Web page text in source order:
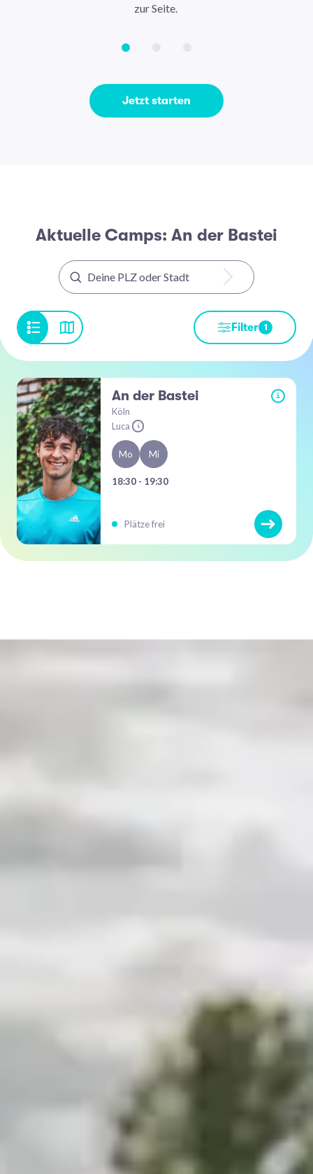
zur Seite.
Jetzt starten
Aktuelle Camps: An der Bastei
Filter 1
An der Bastei i
Köln
Luca
i
Mo Mi
18:30 - 19:30
Plätze frei